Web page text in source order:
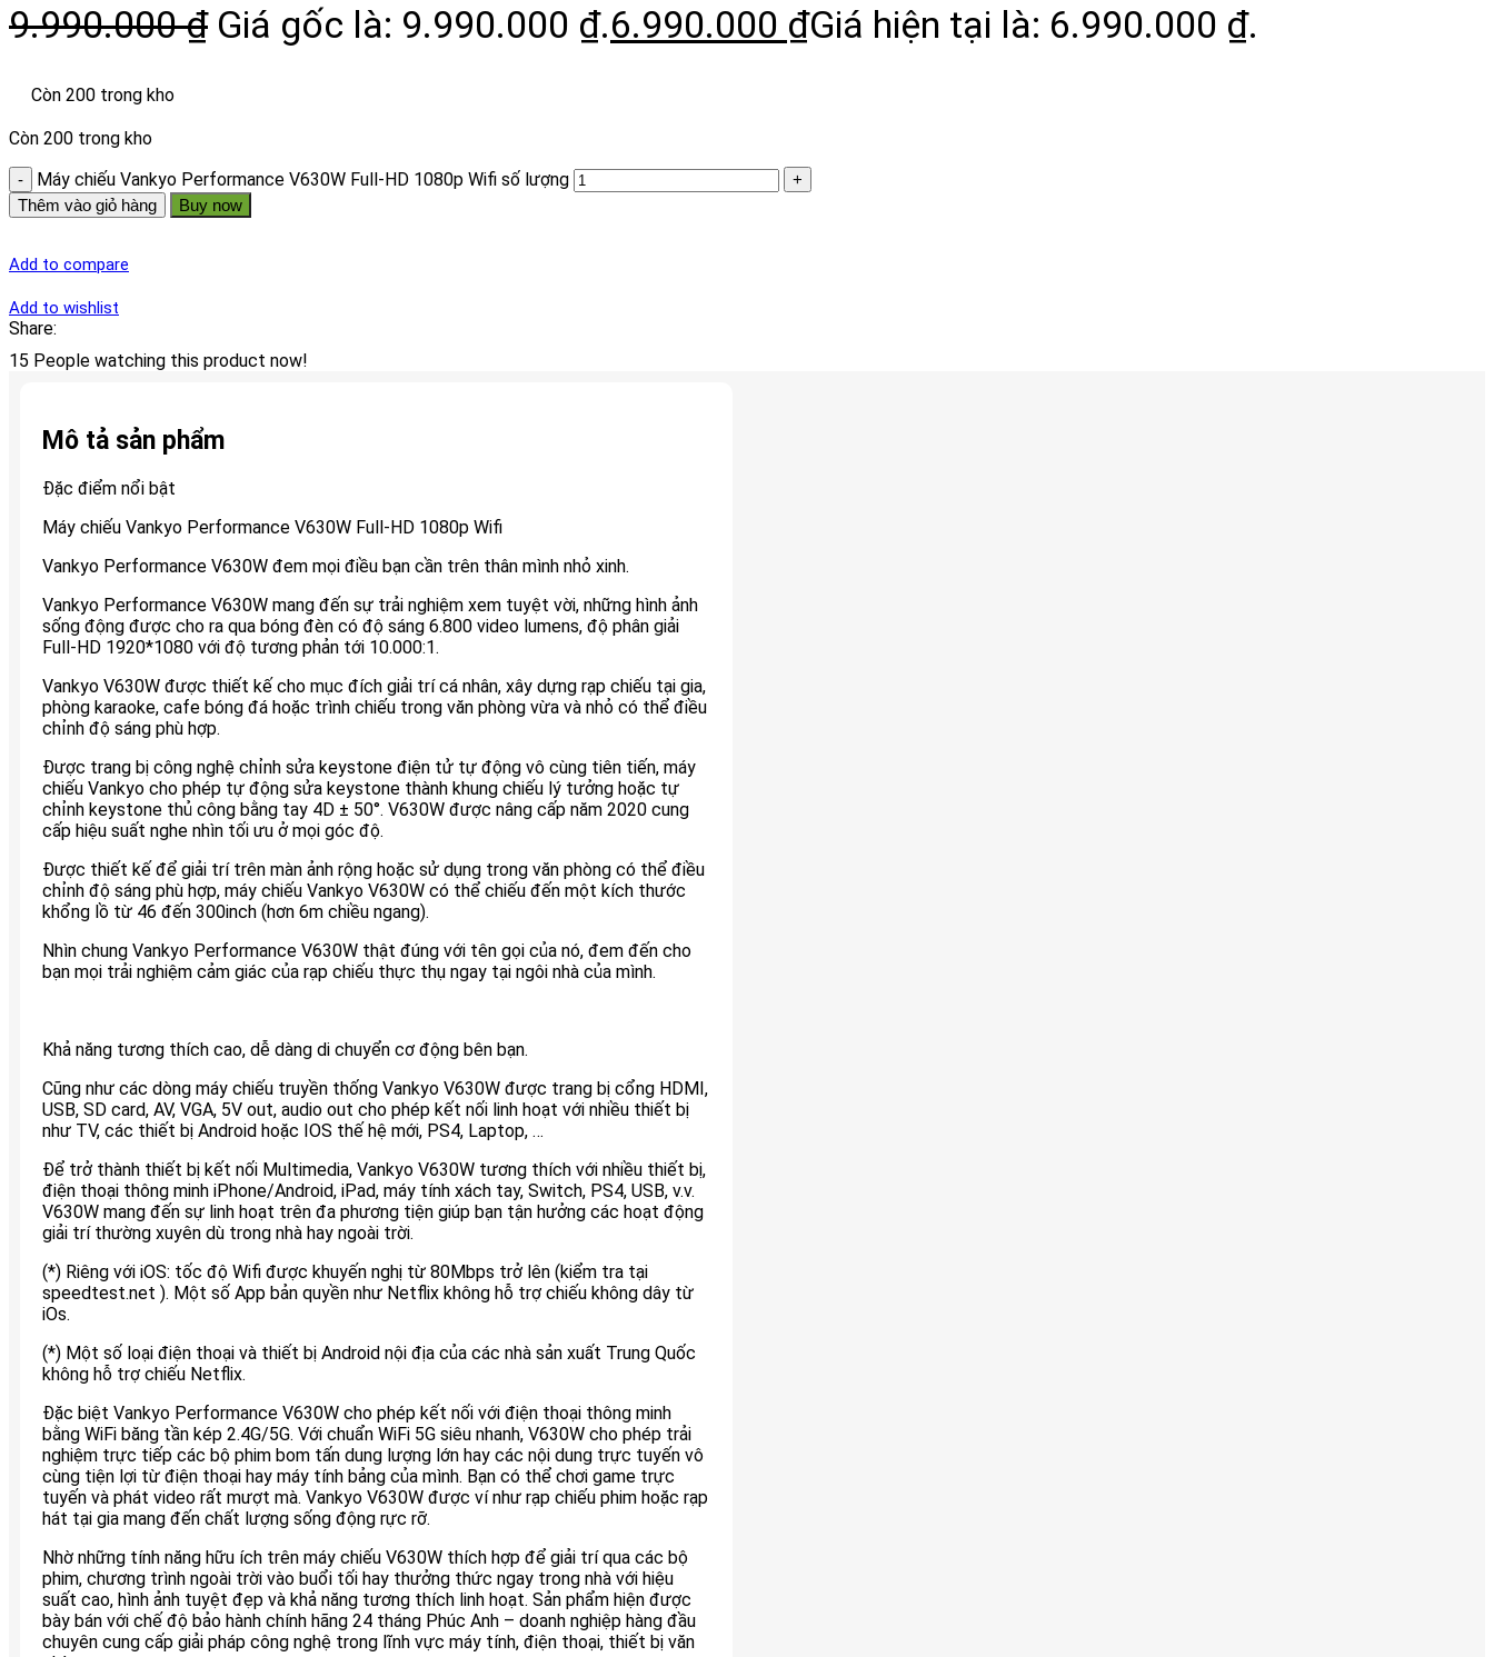
9.990.000₫ Giá gốc là: 9.990.000 ₫.6.990.000 ₫Giá hiện tại là: 6.990.000 ₫.
Còn 200 trong kho
Còn 200 trong kho
Máy chiếu Vankyo Performance V630W Full-HD 1080p Wifi số lượng
Thêm vào giỏ hàng Buy now
Add to compare
Add to wishlist
Share:
15 People watching this product now!
Mô tả sản phẩm
Đặc điểm nổi bật
Máy chiếu Vankyo Performance V630W Full-HD 1080p Wifi
Vankyo Performance V630W đem mọi điều bạn cần trên thân mình nhỏ xinh.
Vankyo Performance V630W mang đến sự trải nghiệm xem tuyệt vời, những hình ảnh
sống động được cho ra qua bóng đèn có độ sáng 6.800 video lumens, độ phân giải
Full-HD 1920*1080 với độ tương phản tới 10.000:1.
Vankyo V630W được thiết kế cho mục đích giải trí cá nhân, xây dựng rạp chiếu tại gia,
phòng karaoke, cafe bóng đá hoặc trình chiếu trong văn phòng vừa và nhỏ có thể điều
chỉnh độ sáng phù hợp.
Được trang bị công nghệ chỉnh sửa keystone điện tử tự động vô cùng tiên tiến, máy
chiếu Vankyo cho phép tự động sửa keystone thành khung chiếu lý tưởng hoặc tự
chỉnh keystone thủ công bằng tay 4D ± 50°. V630W được nâng cấp năm 2020 cung
cấp hiệu suất nghe nhìn tối ưu ở mọi góc độ.
Được thiết kế để giải trí trên màn ảnh rộng hoặc sử dụng trong văn phòng có thể điều
chỉnh độ sáng phù hợp, máy chiếu Vankyo V630W có thể chiếu đến một kích thước
khổng lồ từ 46 đến 300inch (hơn 6m chiều ngang).
Nhìn chung Vankyo Performance V630W thật đúng với tên gọi của nó, đem đến cho
bạn mọi trải nghiệm cảm giác của rạp chiếu thực thụ ngay tại ngôi nhà của mình.
Khả năng tương thích cao, dễ dàng di chuyển cơ động bên bạn.
Cũng như các dòng máy chiếu truyền thống Vankyo V630W được trang bị cổng HDMI,
USB, SD card, AV, VGA, 5V out, audio out cho phép kết nối linh hoạt với nhiều thiết bị
như TV, các thiết bị Android hoặc IOS thế hệ mới, PS4, Laptop, …
Để trở thành thiết bị kết nối Multimedia, Vankyo V630W tương thích với nhiều thiết bị,
điện thoại thông minh iPhone/Android, iPad, máy tính xách tay, Switch, PS4, USB, v.v.
V630W mang đến sự linh hoạt trên đa phương tiện giúp bạn tận hưởng các hoạt động
giải trí thường xuyên dù trong nhà hay ngoài trời.
(*) Riêng với iOS: tốc độ Wifi được khuyến nghị từ 80Mbps trở lên (kiểm tra tại
speedtest.net ). Một số App bản quyền như Netflix không hỗ trợ chiếu không dây từ
iOs.
(*) Một số loại điện thoại và thiết bị Android nội địa của các nhà sản xuất Trung Quốc
không hỗ trợ chiếu Netflix.
Đặc biệt Vankyo Performance V630W cho phép kết nối với điện thoại thông minh
bằng WiFi băng tần kép 2.4G/5G. Với chuẩn WiFi 5G siêu nhanh, V630W cho phép trải
nghiệm trực tiếp các bộ phim bom tấn dung lượng lớn hay các nội dung trực tuyến vô
cùng tiện lợi từ điện thoại hay máy tính bảng của mình. Bạn có thể chơi game trực
tuyến và phát video rất mượt mà. Vankyo V630W được ví như rạp chiếu phim hoặc rạp
hát tại gia mang đến chất lượng sống động rực rỡ.
Nhờ những tính năng hữu ích trên máy chiếu V630W thích hợp để giải trí qua các bộ
phim, chương trình ngoài trời vào buổi tối hay thưởng thức ngay trong nhà với hiệu
suất cao, hình ảnh tuyệt đẹp và khả năng tương thích linh hoạt. Sản phẩm hiện được
bày bán với chế độ bảo hành chính hãng 24 tháng Phúc Anh – doanh nghiệp hàng đầu
chuyên cung cấp giải pháp công nghệ trong lĩnh vực máy tính, điện thoại, thiết bị văn